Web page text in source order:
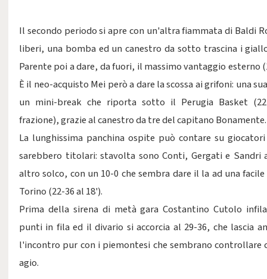
Il secondo periodo si apre con un'altra fiammata di Baldi
liberi, una bomba ed un canestro da sotto trascina i
Parente poi a dare, da fuori, il massimo vantaggio esterno
È il neo-acquisto Mei però a dare la scossa ai grifoni: una
un mini-break che riporta sotto il Perugia Basket
frazione), grazie al canestro da tre del capitano Bonamente.
La lunghissima panchina ospite può contare su
sarebbero titolari: stavolta sono Conti, Gergati e Sandri
altro solco, con un 10-0 che sembra dare il la ad una
Torino (22-36 al 18').
Prima della sirena di metà gara Costantino Cutolo
punti in fila ed il divario si accorcia al 29-36, che lascia
l'incontro pur con i piemontesi che sembrano controllare
agio.